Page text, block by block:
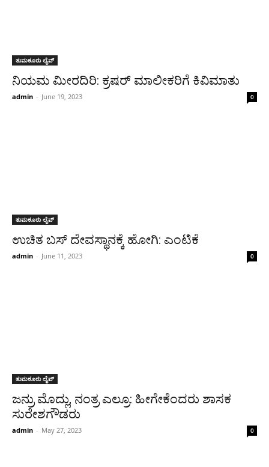
ತುಮಕೂರು ಲೈವ್
ನಿಯಮ ಮೀರದಿರಿ: ಕ್ರಷರ್ ಮಾಲೀಕರಿಗೆ ಕಿವಿಮಾತು
admin - June 19, 2023 0
ತುಮಕೂರು ಲೈವ್
ಉಚಿತ ಬಸ್ ದೇವಸ್ಥಾನಕ್ಕೆ ಹೋಗಿ: ಎಂಟಿಕೆ
admin - June 11, 2023 0
ತುಮಕೂರು ಲೈವ್
ಜನ್ರು ಮೊದ್ಲು, ನಂತ್ರ ಎಲ್ರೂ: ಹೀಗೇಕೆಂದರು ಶಾಸಕ
ಸುರೇಶಗೌಡರು
admin - May 27, 2023 0